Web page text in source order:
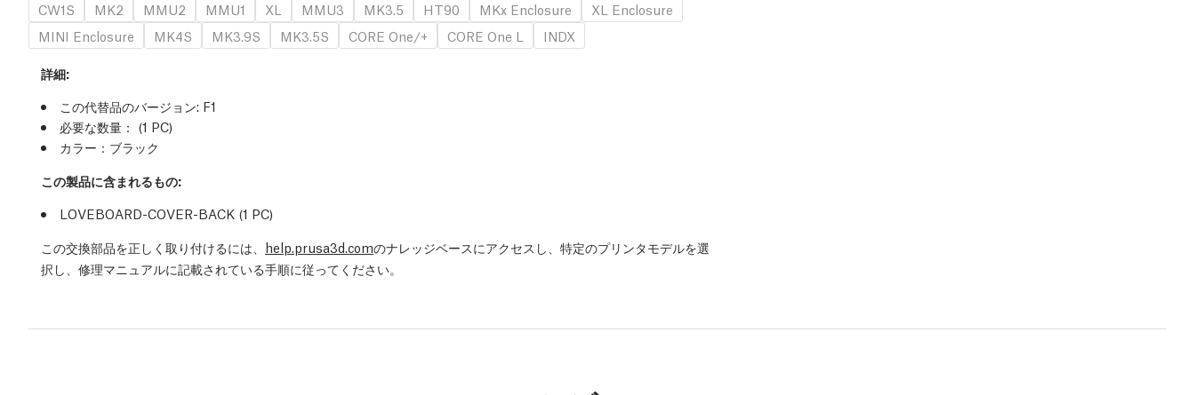
CW1S
MK2 MMU2 MMU1 XL MMU3 MK3.5 HT90 MKx Enclosure
XL Enclosure
MINI Enclosure
MK4S MK3.9S MK3.5S CORE One/+ CORE One L INDX
詳細:
この代替品のバージョン: F1
必要な数量： (1 PC)
カラー：ブラック
この製品に含まれるもの:
LOVEBOARD-COVER-BACK (1 PC)
この交換部品を正しく取り付けるには、 help.prusa3d.comのナレッジベースにアクセスし、特定のプリンタモデルを選
択し、修理マニュアルに記載されている手順に従ってください。